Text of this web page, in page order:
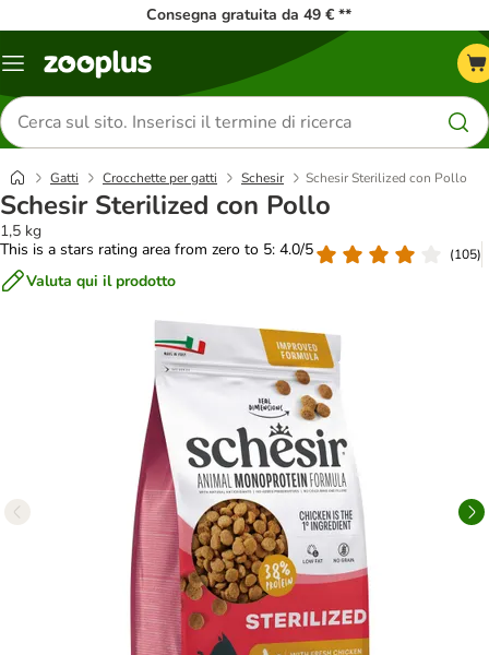
Consegna gratuita da 49 € **
Overview
Cerca
prodotti
Gatti Crocchette per gatti Schesir Schesir Sterilized con Pollo
Schesir Sterilized con Pollo
1,5 kg
This is a stars rating area from zero to 5: 4.0/5
(105)
Valuta qui il prodotto